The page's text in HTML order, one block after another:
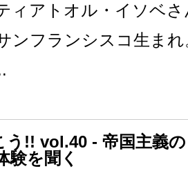
ィアトオル・イソベ
フランシスコ生まれ
う!! vol.40 - 帝国主義
験を聞く